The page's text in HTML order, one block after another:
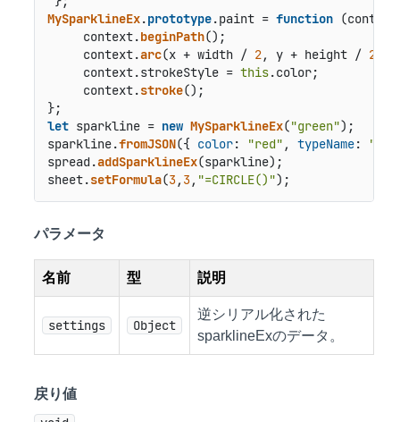
MySparklineEx.prototype.paint = function (
     context.
beginPath();
     context.
arc(x + width / 2, y + height / 2
     context.
strokeStyle = this.color;
     context.
stroke();
let sparkline = new MySparklineEx("green");
sparkline.fromJSON({ color: "red" , typeName:
spread.addSparklineEx(sparkline);
sheet.setFormula(3, 3, "=CIRCLE()"
パラメータ
名前 型 説明
settings Object
逆シリアル化された
sparklineExのデータ。
戻り値